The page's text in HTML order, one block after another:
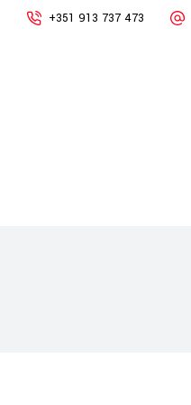
+351 913 737 473